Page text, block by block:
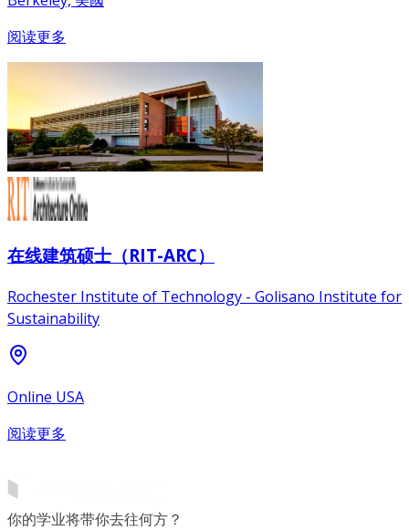
阅读更多
在线建筑硕士（RIT-ARC）
Rochester Institute of Technology - Golisano Institute for
Sustainability
Online USA
阅读更多
你的学业将带你去往何方？